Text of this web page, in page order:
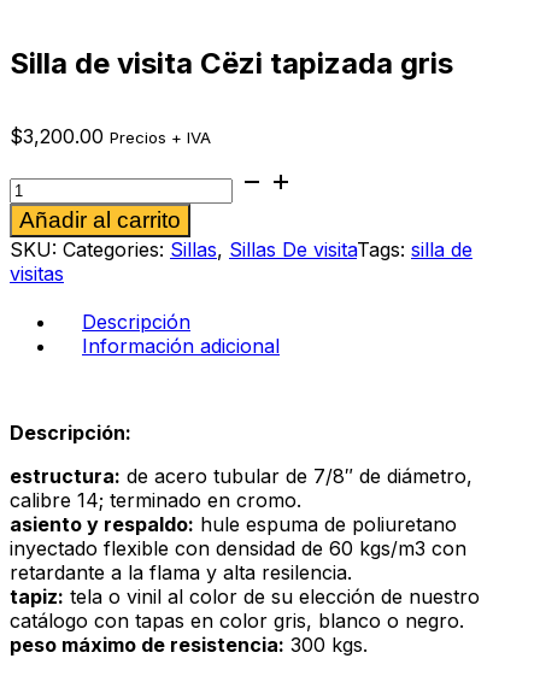
Silla de visita Cëzi tapizada gris
$3,200.00 Precios + IVA
Silla
de
visita
Cëzi
tapizada
gris
Añadir al carrito
SKU: Categories: Sillas, Sillas De visitaTags: silla de
visitas
Descripción
Información adicional
Descripción:
estructura: de acero tubular de 7/8″ de diámetro,
calibre 14; terminado en cromo.
asiento y respaldo: hule espuma de poliuretano
inyectado flexible con densidad de 60 kgs/m3 con
retardante a la flama y alta resilencia.
tapiz: tela o vinil al color de su elección de nuestro
catálogo con tapas en color gris, blanco o negro.
peso máximo de resistencia: 300 kgs.